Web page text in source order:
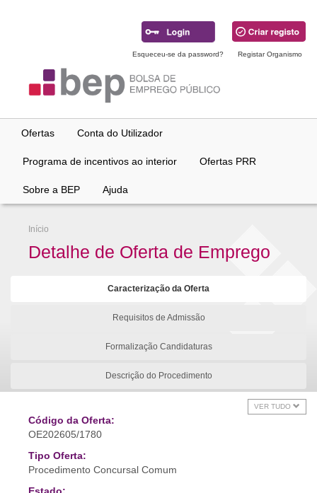
Esqueceu-se da password? Registar Organismo
Ofertas Conta do Utilizador
Programa de incentivos ao interior Ofertas PRR
Sobre a BEP Ajuda
Início
Detalhe de Oferta de Emprego
Caracterização da Oferta
Requisitos de Admissão
Formalização Candidaturas
Descrição do Procedimento
VER TUDO
Código da Oferta:
OE202605/1780
Tipo Oferta:
Procedimento Concursal Comum